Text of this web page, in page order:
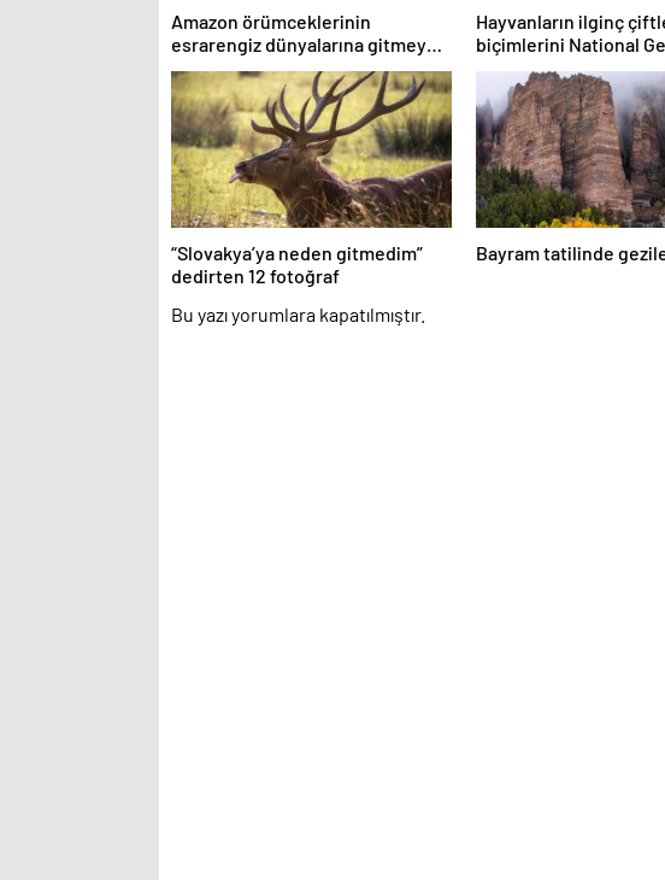
Amazon örümceklerinin
esrarengiz dünyalarına gitmeye
hazır olun.
Hayvanların ilginç
biçimlerini National
görüntüledi.
“Slovakya’ya neden gitmedim”
dedirten 12 fotoğraf
Bayram tatilinde
Bu yazı yorumlara kapatılmıştır.